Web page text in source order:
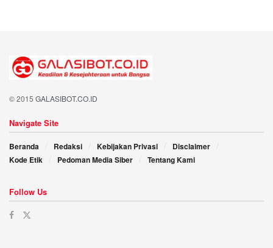
© 2015 GALASIBOT.CO.ID
Navigate Site
Beranda Redaksi Kebijakan Privasi
Disclaimer
Kode Etik
Pedoman Media Siber Tentang Kami
Follow Us